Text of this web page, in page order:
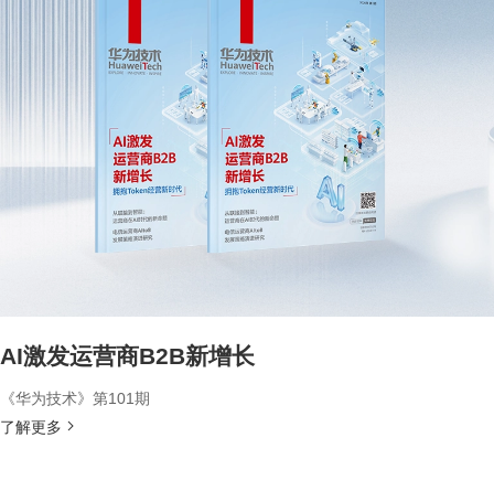
AI激发运营商B2B新增长
《华为技术》第101期
了解更多